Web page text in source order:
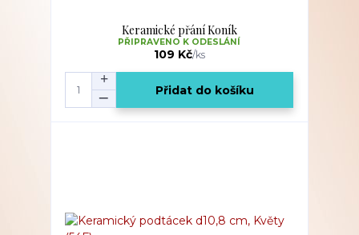
Keramické přání Koník
109 Kč/ks
PŘIPRAVENO K ODESLÁNÍ
Přidat do košíku